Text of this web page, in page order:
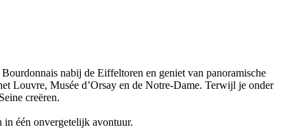
nabij de Eiffeltoren en geniet van panoramische
Louvre, Musée d’Orsay en de Notre-Dame. Terwijl je onder
creëren.
één onvergetelijk avontuur.